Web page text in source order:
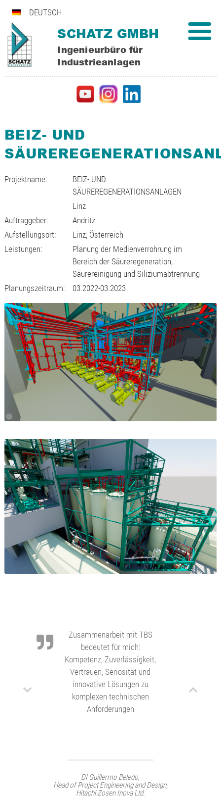
DEUTSCH
SCHATZ GMBH
Ingenieurbüro für
Industrieanlagen
BEIZ- UND
Projektname:
BEIZ- UND
SÄUREREGENERATIONSANLAGEN
Linz
Auftraggeber:
Andritz
Aufstellungsort:
Linz, Österreich
Leistungen:
Planung der Medienverrohrung im
Bereich der Säureregeneration,
Säurereinigung und Siliziumabtrennung
Planungszeitraum:
03.2022-03.2023
Zusammenarbeit mit TBS
bedeutet für mich:
Kompetenz, Zuverlässigkeit,
Vertrauen, Seriosität und
innovative Lösungen zu
komplexen technischen
Anforderungen
DI Guillermo Beledo,
Head of Project Engineering and Design,
Hitachi Zosen Inova Ltd.